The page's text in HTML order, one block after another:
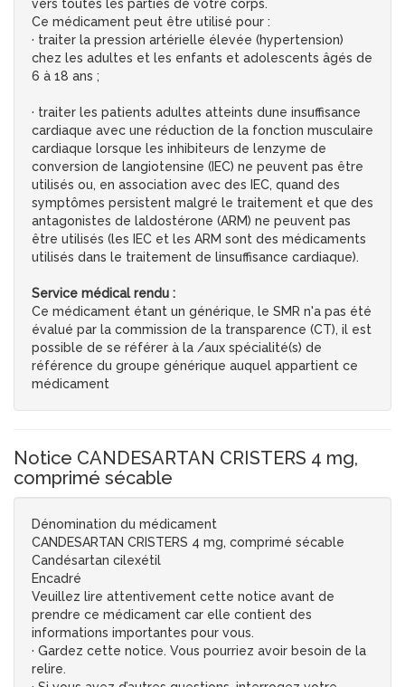
vers toutes les parties de votre corps.
Ce médicament peut être utilisé pour :
· traiter la pression artérielle élevée (hypertension)
chez les adultes et les enfants et adolescents âgés de
6 à 18 ans ;
· traiter les patients adultes atteints dune insuffisance
cardiaque avec une réduction de la fonction musculaire
cardiaque lorsque les inhibiteurs de lenzyme de
conversion de langiotensine (IEC) ne peuvent pas être
utilisés ou, en association avec des IEC, quand des
symptômes persistent malgré le traitement et que des
antagonistes de laldostérone (ARM) ne peuvent pas
être utilisés (les IEC et les ARM sont des médicaments
utilisés dans le traitement de linsuffisance cardiaque).
Service médical rendu :
Ce médicament étant un générique, le SMR n'a pas été
évalué par la commission de la transparence (CT), il est
possible de se référer à la /aux spécialité(s) de
référence du groupe générique auquel appartient ce
médicament
Notice CANDESARTAN CRISTERS 4 mg,
comprimé sécable
Dénomination du médicament
CANDESARTAN CRISTERS 4 mg, comprimé sécable
Candésartan cilexétil
Encadré
Veuillez lire attentivement cette notice avant de
prendre ce médicament car elle contient des
informations importantes pour vous.
· Gardez cette notice. Vous pourriez avoir besoin de la
relire.